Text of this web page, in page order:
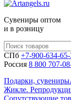
Сувениры оптом
и в розницу
СПб +7-900-634-
Россия 8 800 707-
Подарки, сувениры
Жикле.
Сопутствующие